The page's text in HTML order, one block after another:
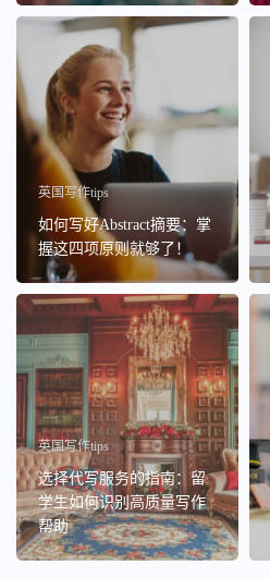
英国写作tips
如何写好Abstract摘要：掌
握这四项原则就够了！
英国写作tips
选择代写服务的指南：留
学生如何识别高质量写作
帮助